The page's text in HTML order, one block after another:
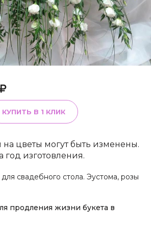
КУПИТЬ В 1 КЛИК
цветы могут быть изменены.
год изготовления.
свадебного стола. Эустома, розы
продления жизни букета в